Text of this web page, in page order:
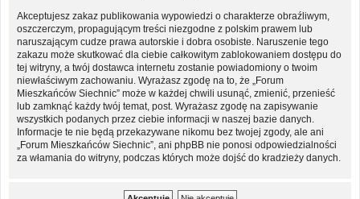
Akceptujesz zakaz publikowania wypowiedzi o charakterze obraźliwym,
oszczerczym, propagującym treści niezgodne z polskim prawem lub
naruszającym cudze prawa autorskie i dobra osobiste. Naruszenie tego
zakazu może skutkować dla ciebie całkowitym zablokowaniem dostępu do
tej witryny, a twój dostawca internetu zostanie powiadomiony o twoim
niewłaściwym zachowaniu. Wyrażasz zgodę na to, że „Forum
Mieszkańców Siechnic” może w każdej chwili usunąć, zmienić, przenieść
lub zamknąć każdy twój temat, post. Wyrażasz zgodę na zapisywanie
wszystkich podanych przez ciebie informacji w naszej bazie danych.
Informacje te nie będą przekazywane nikomu bez twojej zgody, ale ani
„Forum Mieszkańców Siechnic”, ani phpBB nie ponosi odpowiedzialności
za włamania do witryny, podczas których może dojść do kradzieży danych.